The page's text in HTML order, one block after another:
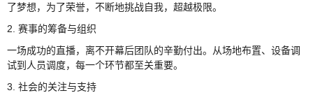
了梦想，为了荣誉，不断地挑战自我，超越极限。
2. 赛事的筹备与组织
一场成功的直播，离不开幕后团队的辛勤付出。从场地布置、设备调
试到人员调度，每一个环节都至关重要。
3. 社会的关注与支持